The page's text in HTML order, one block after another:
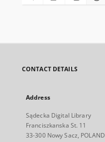
CONTACT DETAILS
Address
Sądecka Digital Library
Franciszkanska St. 11
33-300 Nowy Sacz, POLAND